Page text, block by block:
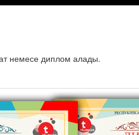
немесе диплом алады.